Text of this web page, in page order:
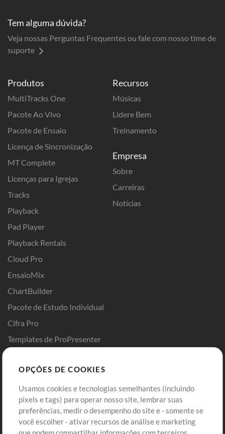
Produtos
MultiTracks One
Pacote Ao Vivo
Pacote de Ensaio
Licença de Sincronização
MT Complete
Licenças para Igrejas
Tracks
Playback
Pad Player
Playback Rentals
Cloud Pro
EnsaioMix
ChartBuilder
Pacote de Estudo Individual
Cifra Pro
Templates de ProPresenter
Recursos
Músicas
Lidere Bem
Treinamento
Empresa
Sobre
Carreiras
Notícias
Comprar Créditos
Conteúdo Grátis
Solicite uma Música
Entre
Cadastre-se
Ir ao carrinho
Tem alguma dúvida?
Veja nossas Perguntas Frequentes ou fale com nosso time de
suporte
OPÇÕES DE COOKIES
Usamos cookies e tecnologias semelhantes (incluindo
pixels e tags) para operar nosso site, lembrar suas
preferências, medir o desempenho do site e - somente se
você escolher - ativar recursos de análise e marketing